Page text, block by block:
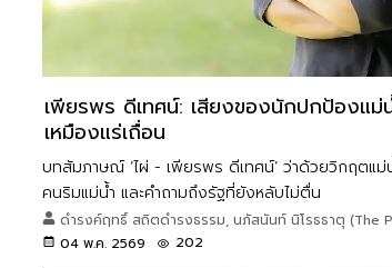
เพียรพร ดีเทศน์: เสียงของนักปกป้องแม่
เหมืองแร่เถื่อน
บทสัมภาษณ์ ‘ไผ่ - เพียรพร ดีเทศน์’ ว่าด้วยวิกฤตแ
คนริมแม่น้ำ และคำถามถึงรัฐที่ยังหลับไม่ตื่น
ดำรงค์ฤทธิ์ สถิตดำรงธรรม, นภัสนันท์ นิโรธธาตุ (The
04 พ.ค. 2569
202